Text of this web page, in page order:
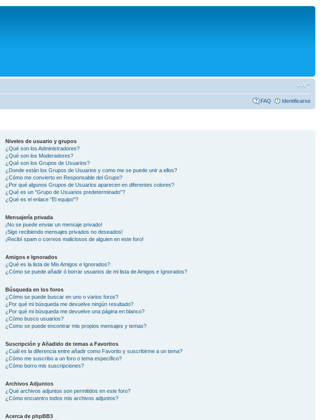
FAQ Identificarse
Niveles de usuario y grupos
¿Qué son los Administradores?
¿Qué son los Moderadores?
¿Qué son los Grupos de Usuarios?
¿Donde están los Grupos de Usuarios y como me se puede unir a ellos?
¿Cómo me convierto en Responsable del Grupo?
¿Por qué algunos Grupos de Usuarios aparecen en diferentes colores?
¿Qué es un "Grupo de Usuarios predeterminado"?
¿Qué es el enlace "El equipo"?
Mensajería privada
¡No se puede enviar un mensaje privado!
¡Sigo recibiendo mensajes privados no deseados!
¡Recibí spam o correos maliciosos de alguien en este foro!
Amigos e Ignorados
¿Qué es la lista de Mis Amigos e Ignorados?
¿Cómo se puede añadir ó borrar usuarios de mi lista de Amigos e Ignorados?
Búsqueda en los foros
¿Cómo se puede buscar en uno o varios foros?
¿Por qué mi búsqueda me devuelve ningún resultado?
¿Por qué mi búsqueda me devuelve una página en blanco?
¿Cómo busco usuarios?
¿Como se puede encontrar mis propios mensajes y temas?
Suscripción y Añadido de temas a Favoritos
¿Cuál es la diferencia entre añadir como Favorito y suscribirme a un tema?
¿Cómo me suscribo a un foro o tema específico?
¿Cómo borro mis suscripciones?
Archivos Adjuntos
¿Qué archivos adjuntos son permitidos en este foro?
¿Cómo encuentro todos mis archivos adjuntos?
Acerca de phpBB3